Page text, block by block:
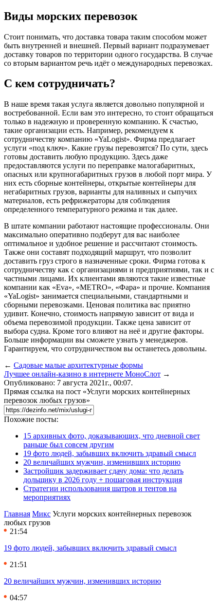
Виды морских перевозок
Стоит понимать, что доставка товара таким способом может
быть внутренней и внешней. Первый вариант подразумевает
доставку товаров по территории одного государства. В случае
со вторым вариантом речь идёт о международных перевозках.
С кем сотрудничать?
В наше время такая услуга является довольно популярной и
востребованной. Если вам это интересно, то стоит обращаться
только в надежную и проверенную компанию. К счастью,
такие организации есть. Например, рекомендуем к
сотрудничеству компанию «YaLogist». Фирма предлагает
услуги «под ключ». Какие грузы перевозятся? По сути, здесь
готовы доставить любую продукцию. Здесь даже
предоставляются услуги по переправке малогабаритных,
опасных или крупногабаритных грузов в любой порт мира. У
них есть сборные контейнеры, открытые контейнеры для
негабаритных грузов, варианты для наливных и сыпучих
материалов, есть рефрижераторы для соблюдения
определенного температурного режима и так далее.
В штате компании работают настоящие профессионалы. Они
максимально оперативно подберут для вас наиболее
оптимальное и удобное решение и рассчитают стоимость.
Также они составят подходящий маршрут, что позволит
доставить груз строго в назначенные сроки. Фирма готова к
сотрудничеству как с организациями и предприятиями, так и с
частными лицами. Их клиентами являются такие известные
компании как «Eva», «METRO», «Фара» и прочие. Компания
«YaLogist» занимается специальными, стандартными и
сборными перевозками. Ценовая политика вас приятно
удивит. Конечно, стоимость напрямую зависит от вида и
объема перевозимой продукции. Также цена зависит от
выбора судна. Кроме того влияют на неё и другие факторы.
Больше информации вы сможете узнать у менеджеров.
Гарантируем, что сотрудничеством вы останетесь довольны.
← Садовые малые архитектурные формы
Лучшее онлайн-казино в интернете МоноСлот →
Опубликовано: 7 августа 2021г., 00:07.
Прямая ссылка на пост «Услуги морских контейнерных
перевозок любых грузов»
Похожие посты:
15 архивных фото, доказывающих, что дневной свет
раньше был совсем другим
19 фото людей, забывших включить здравый смысл
20 величайших мужчин, изменивших историю
Застройщик задерживает сдачу дома: что делать
дольщику в 2026 году + пошаговая инструкция
Стратегии использования шатров и тентов на
мероприятиях
Главная Микс Услуги морских контейнерных перевозок
любых грузов
21:54
19 фото людей, забывших включить здравый смысл
21:51
20 величайших мужчин, изменивших историю
04:57